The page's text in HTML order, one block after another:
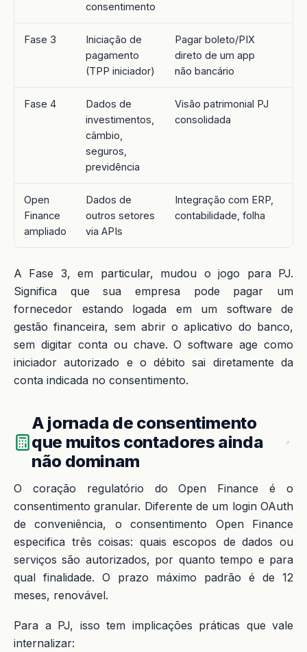
consentimento
Fase 3
Iniciação de
pagamento
(TPP iniciador)
Pagar boleto/PIX
direto de um app
não bancário
Fase 4
Dados de
investimentos,
câmbio,
seguros,
previdência
Visão patrimonial PJ
consolidada
Open
Finance
ampliado
Dados de
outros setores
via APIs
Integração com ERP,
contabilidade, folha
A Fase 3, em particular, mudou o jogo para PJ.
Significa que sua empresa pode pagar um
fornecedor estando logada em um software de
gestão financeira, sem abrir o aplicativo do banco,
sem digitar conta ou chave. O software age como
iniciador autorizado e o débito sai diretamente da
conta indicada no consentimento.
A jornada de consentimento
que muitos contadores ainda
não dominam
O coração regulatório do Open Finance é o
consentimento granular. Diferente de um login OAuth
de conveniência, o consentimento Open Finance
especifica três coisas: quais escopos de dados ou
serviços são autorizados, por quanto tempo e para
qual finalidade. O prazo máximo padrão é de 12
meses, renovável.
Para a PJ, isso tem implicações práticas que vale
internalizar: